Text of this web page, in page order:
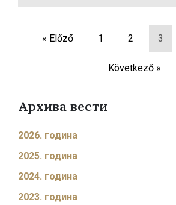
« Előző 1 2 3
Következő »
Архива вести
2026. година
2025. година
2024. година
2023. година